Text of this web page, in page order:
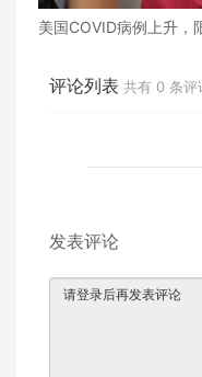
美国COVID病例上升，
评论列表 共有 0 条评
发表评论